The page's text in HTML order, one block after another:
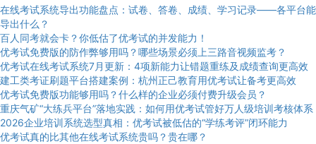
在线考试系统导出功能盘点：试卷、答卷、成绩、学习记录——各平台能
导出什么？
百人同考就会卡？你低估了优考试的并发能力！
优考试免费版的防作弊够用吗？哪些场景必须上三路音视频监考？
优考试在线考试系统7月更新：4项新能力让错题重练及成绩查询更高效
建工类考证刷题平台搭建案例：杭州正己教育用优考试让备考更高效
优考试免费版功能够用吗？什么样的企业必须付费升级会员？
重庆气矿“大练兵平台”落地实践：如何用优考试管好万人级培训考核体系
2026企业培训系统选型真相：优考试被低估的“学练考评”闭环能力
优考试真的比其他在线考试系统贵吗？贵在哪？